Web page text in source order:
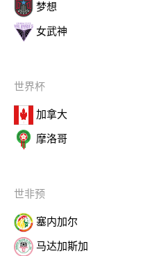
梦想
女武神
世界杯
加拿大
摩洛哥
世非预
塞内加尔
马达加斯加